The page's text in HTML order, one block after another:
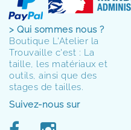
> Qui sommes nous ?
Boutique L'Atelier la
Trouvaille c'est : La
taille, les matériaux et
outils, ainsi que des
stages de tailles.
Suivez-nous sur